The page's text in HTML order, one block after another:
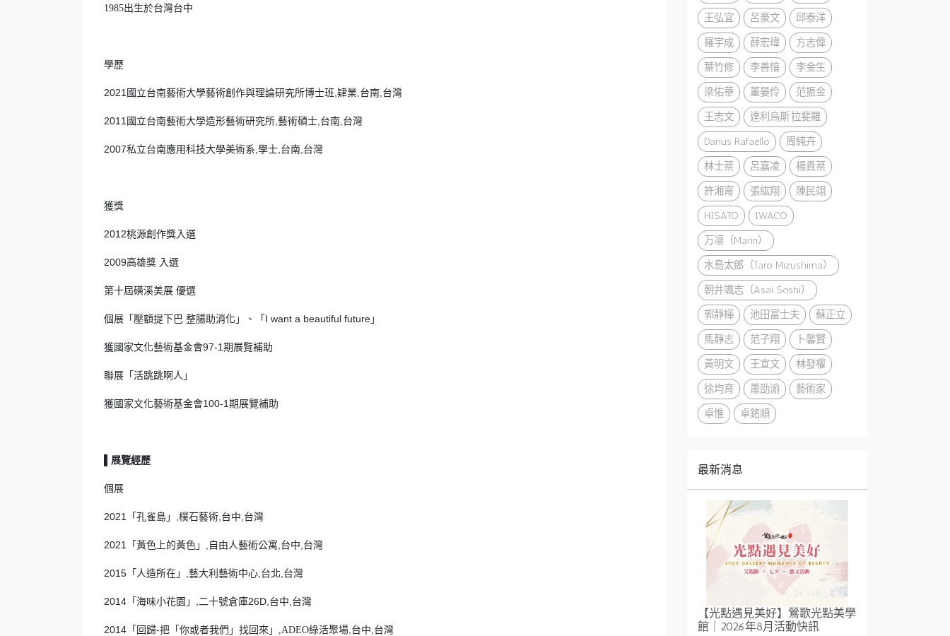
1985出生於台灣台中
學歷
2021國立台南藝術大學藝術創作與理論研究所博士班,肄業,台南,台灣
2011國立台南藝術大學造形藝術研究所,藝術碩士,台南,台灣
2007私立台南應用科技大學美術系,學士,台南,台灣
獲獎
2012桃源創作獎入選
2009高雄獎 入選
第十屆磺溪美展 優選
個展「壓額提下巴 整腸助消化」、「I want a beautiful future」
獲國家文化藝術基金會97-1期展覽補助
聯展「活跳跳啊人」
獲國家文化藝術基金會100-1期展覽補助
▌展覽經歷
個展
2021「孔雀島」,樸石藝術,台中,台灣
2021「黃色上的黃色」,自由人藝術公寓,台中,台灣
2015「人造所在」,藝大利藝術中心,台北,台灣
2014「海味小花園」,二十號倉庫26D,台中,台灣
2014「回歸-把「你或者我們」找回來」 ,ADEO綠活聚場,台中,台灣
王弘宜
呂豪文
邱泰洋
羅宇成
薛宏瑋
方志偉
葉竹修
李善愔
李金生
梁佑華
董晏伶
范振金
王志文
達利烏斯·拉斐羅
Darius Rafaello
周純卉
林士棻
呂嘉凌
楊貴棻
許湘甯
張紘翔
陳民翊
HISATO
IWACO
万凛（Marin）
水島太郎（Taro Mizushima）
朝井颯志（Asai Soshi）
郭靜樺
池田富士夫
蘇正立
馬靜志
范子翔
卜馨賢
黃明文
王宣文
林發權
徐均育
蕭劭渝
藝術家
卓惟
卓銘順
最新消息
【光點遇見美好】鶯歌光點美學
館｜2026年8月活動快訊